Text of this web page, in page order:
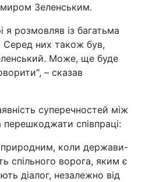
Зеленським.
я розмовляв із багатьма
Серед них також був,
Може, ще буде
– сказав
суперечностей між
співпраці:
природним, коли держави-
спільного ворога, яким є
діалог, незалежно від